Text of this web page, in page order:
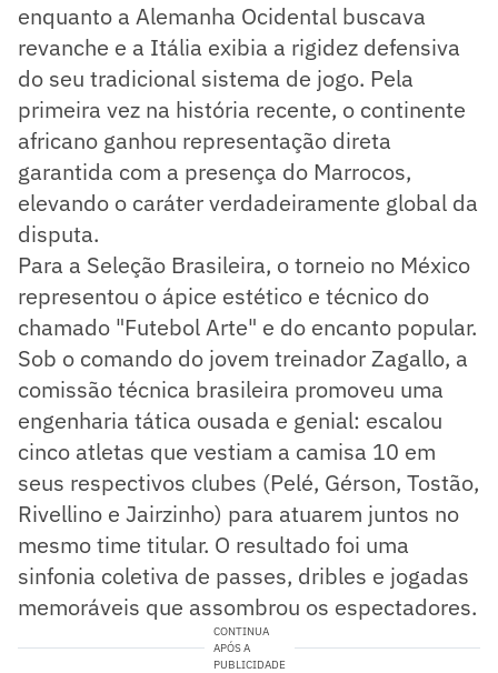
enquanto a Alemanha Ocidental buscava
revanche e a Itália exibia a rigidez defensiva
do seu tradicional sistema de jogo. Pela
primeira vez na história recente, o continente
africano ganhou representação direta
garantida com a presença do Marrocos,
elevando o caráter verdadeiramente global da
disputa.
Para a Seleção Brasileira, o torneio no México
representou o ápice estético e técnico do
chamado "Futebol Arte" e do encanto popular.
Sob o comando do jovem treinador Zagallo, a
comissão técnica brasileira promoveu uma
engenharia tática ousada e genial: escalou
cinco atletas que vestiam a camisa 10 em
seus respectivos clubes (Pelé, Gérson, Tostão,
Rivellino e Jairzinho) para atuarem juntos no
mesmo time titular. O resultado foi uma
sinfonia coletiva de passes, dribles e jogadas
memoráveis que assombrou os espectadores.
CONTINUA
APÓS A
PUBLICIDADE